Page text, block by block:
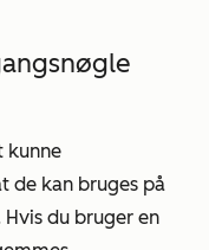
kunne
de kan bruges på
du bruger en